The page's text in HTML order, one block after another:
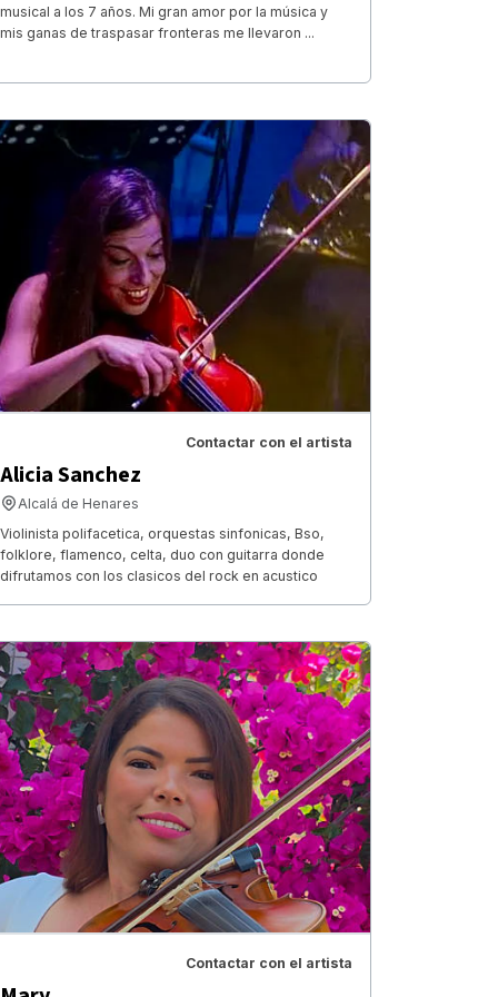
musical a los 7 años. Mi gran amor por la música y
mis ganas de traspasar fronteras me llevaron ...
Contactar con el artista
Alicia Sanchez
Alcalá de Henares
Violinista polifacetica, orquestas sinfonicas, Bso,
folklore, flamenco, celta, duo con guitarra donde
difrutamos con los clasicos del rock en acustico
Contactar con el artista